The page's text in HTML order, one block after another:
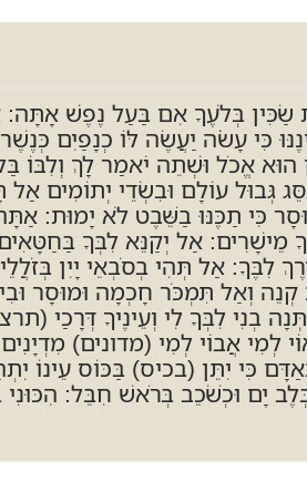
בְּלֹעֶךָ אִם בַּעַל נֶפֶשׁ אָתָּה:
כִּי עָשֹׂה יַעֲשֶׂה לּוֹ כְנָפַיִם
הוּא אֱכֹל וּשְׁתֵה יֹאמַר לָךְ
גְּבוּל עוֹלָם וּבִשְׂדֵי יְתוֹמִים
כִּי תַכֶּנּוּ בַשֵּׁבֶט לֹא יָמוּת:
מֵישָׁרִים: אַל יְקַנֵּא לִבְּךָ
אַל תְּהִי בְסֹבְאֵי יָיִן
תִּמְכֹּר חָכְמָה וּמוּסָר וּבִינָה:
בְנִי לִבְּךָ לִי וְעֵינֶיךָ דְּרָכַי
אֲבוֹי לְמִי (מדונים)
כִּי יִתֵּן (בכיס) בַּכּוֹס עֵינוֹ
יָם וּכְשֹׁכֵב בְּרֹאשׁ חִבֵּל: